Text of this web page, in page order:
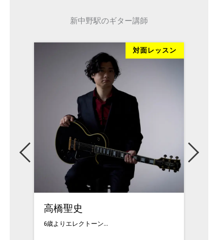
新中野駅のギター講師
対面レッスン
高橋聖史
6歳よりエレクトーン...